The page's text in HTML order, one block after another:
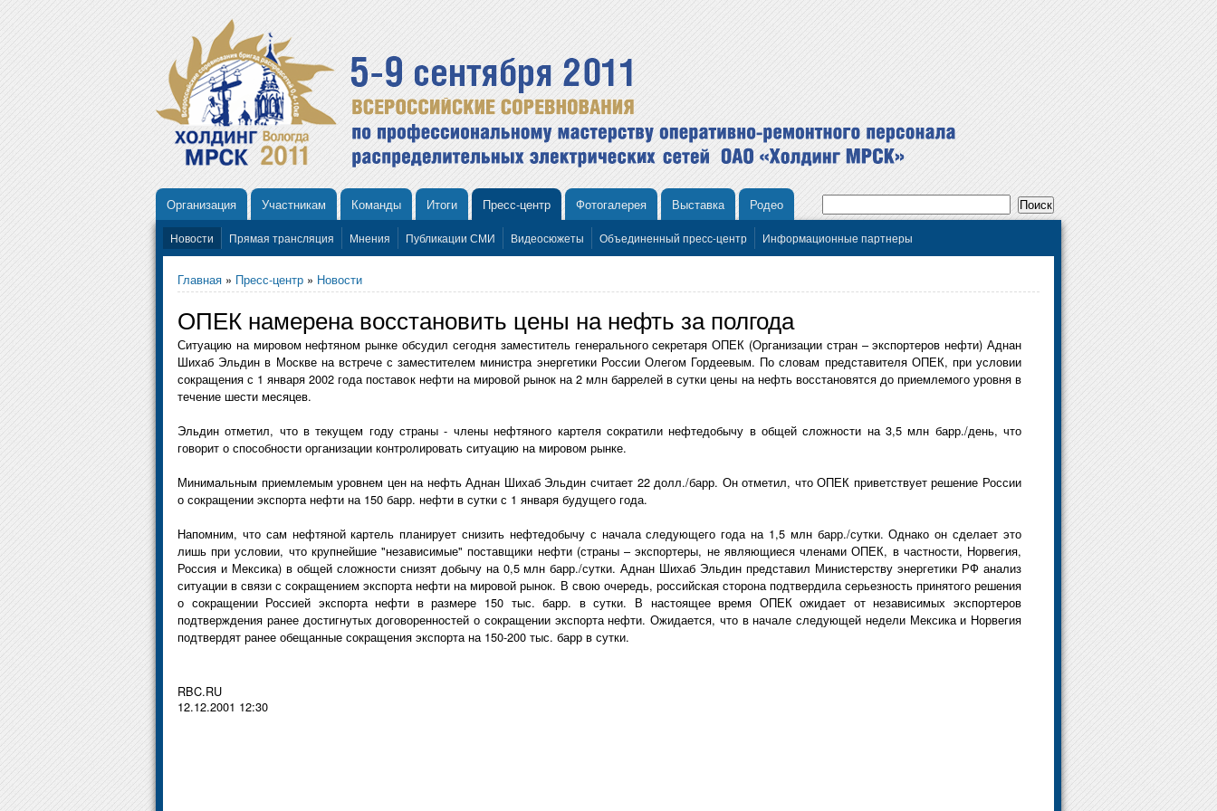
Организация Участникам Команды Итоги Пресс-центр Фотогалерея Выставка Родео
Новости Прямая трансляция Мнения Публикации СМИ Видеосюжеты Объединенный пресс-центр Информационные партнеры
Главная » Пресс-центр » Новости
ОПЕК намерена восстановить цены на нефть за полгода
Ситуацию на мировом нефтяном рынке обсудил сегодня заместитель генерального секретаря ОПЕК (Организации стран – экспортеров нефти) Аднан
Шихаб Эльдин в Москве на встрече с заместителем министра энергетики России Олегом Гордеевым. По словам представителя ОПЕК, при условии
сокращения с 1 января 2002 года поставок нефти на мировой рынок на 2 млн баррелей в сутки цены на нефть восстановятся до приемлемого уровня в
течение шести месяцев.
Эльдин отметил, что в текущем году страны - члены нефтяного картеля сократили нефтедобычу в общей сложности на 3,5 млн барр./день, что
говорит о способности организации контролировать ситуацию на мировом рынке.
Минимальным приемлемым уровнем цен на нефть Аднан Шихаб Эльдин считает 22 долл./барр. Он отметил, что ОПЕК приветствует решение России
о сокращении экспорта нефти на 150 барр. нефти в сутки с 1 января будущего года.
Напомним, что сам нефтяной картель планирует снизить нефтедобычу с начала следующего года на 1,5 млн барр./сутки. Однако он сделает это
лишь при условии, что крупнейшие "независимые" поставщики нефти (страны – экспортеры, не являющиеся членами ОПЕК, в частности, Норвегия,
Россия и Мексика) в общей сложности снизят добычу на 0,5 млн барр./сутки. Аднан Шихаб Эльдин представил Министерству энергетики РФ анализ
ситуации в связи с сокращением экспорта нефти на мировой рынок. В свою очередь, российская сторона подтвердила серьезность принятого решения
о сокращении Россией экспорта нефти в размере 150 тыс. барр. в сутки. В настоящее время ОПЕК ожидает от независимых экспортеров
подтверждения ранее достигнутых договоренностей о сокращении экспорта нефти. Ожидается, что в начале следующей недели Мексика и Норвегия
подтвердят ранее обещанные сокращения экспорта на 150-200 тыс. барр в сутки.
RBC.RU
12.12.2001 12:30